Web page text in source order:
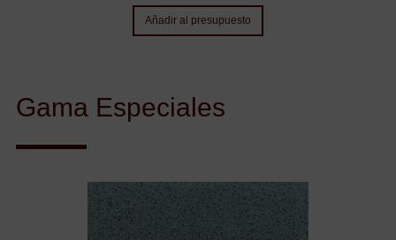
Añadir al presupuesto
Gama Especiales